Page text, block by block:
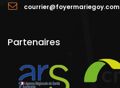
courrier@foyermariegoy.com
Partenaires